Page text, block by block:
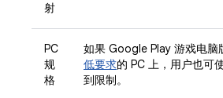
射
PC
规
格
如果 Google Play 游戏电脑
低要求的 PC 上，用户也可
到限制。